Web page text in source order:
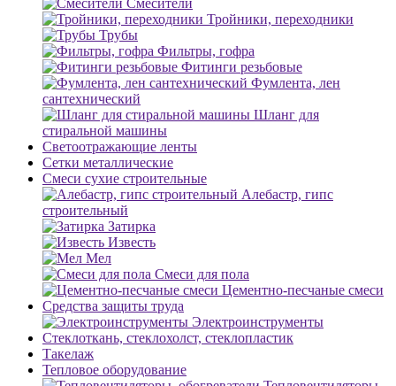
Смесители
Тройники, переходники
Трубы
Фильтры, гофра
Фитинги резьбовые
Фумлента, лен
сантехнический
Шланг для
стиральной машины
Светоотражающие ленты
Сетки металлические
Смеси сухие строительные
Алебастр, гипс
строительный
Затирка
Известь
Мел
Смеси для пола
Цементно-песчаные смеси
Средства защиты труда
Электроинструменты
Стеклоткань, стеклохолст, стеклопластик
Такелаж
Тепловое оборудование